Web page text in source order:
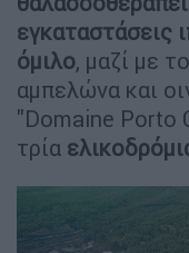
εγκαταστάσεις
όμιλο, μαζί με
αμπελώνα και
"Domaine Porto
τρία